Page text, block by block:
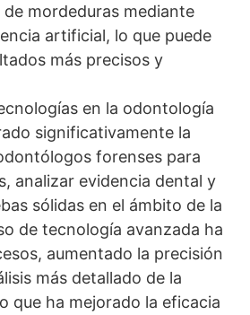
de mordeduras mediante
artificial, lo que puede
más precisos y
en la odontología
significativamente la
forenses para
analizar evidencia dental y
sólidas en el ámbito de la
de tecnología avanzada ha
aumentado la precisión
más detallado de la
que ha mejorado la eficacia